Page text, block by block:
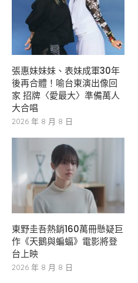
張惠妹妹妹、表妹成軍30年
後再合體！喻台東演出像回
家 招牌〈愛最大〉準備萬人
大合唱
2026 年 8 月 8 日
東野圭吾熱銷160萬冊懸疑巨
作《天鵝與蝙蝠》電影將登
台上映
2026 年 8 月 8 日